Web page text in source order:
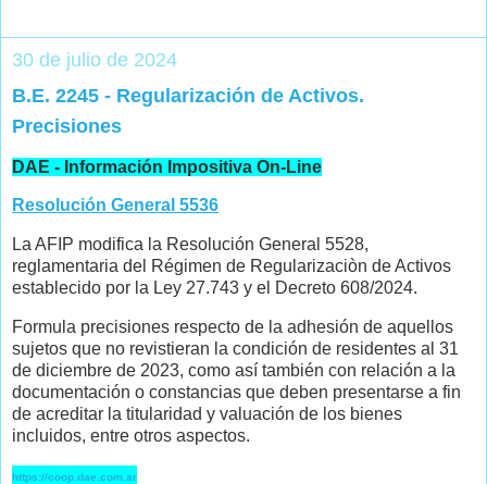
30 de julio de 2024
B.E. 2245 - Regularización de Activos.
Precisiones
DAE - Información Impositiva On-Line
Resolución General 5536
La AFIP modifica la Resolución General 5528,
reglamentaria del Régimen de Regularizaciòn de Activos
establecido por la Ley 27.743 y el Decreto 608/2024.
Formula precisiones respecto de la adhesión de aquellos
sujetos que no revistieran la condición de residentes al 31
de diciembre de 2023, como así también con relación a la
documentación o constancias que deben presentarse a fin
de acreditar la titularidad y valuación de los bienes
incluidos, entre otros aspectos.
https://coop.dae.com.ar